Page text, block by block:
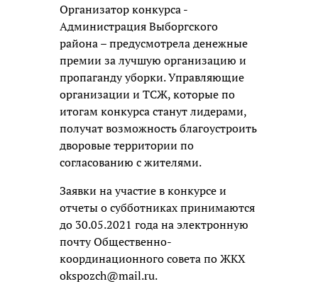
Организатор конкурса -
Администрация Выборгского
района – предусмотрела денежные
премии за лучшую организацию и
пропаганду уборки. Управляющие
организации и ТСЖ, которые по
итогам конкурса станут лидерами,
получат возможность благоустроить
дворовые территории по
согласованию с жителями.
Заявки на участие в конкурсе и
отчеты о субботниках принимаются
до 30.05.2021 года на электронную
почту Общественно-
координационного совета по ЖКХ
okspozch@mail.ru.